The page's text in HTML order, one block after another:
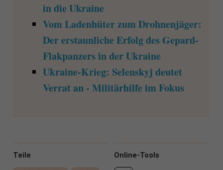
in die Ukraine
Vom Ladenhüter zum Drohnenjäger:
Der erstaunliche Erfolg des Gepard-
Flakpanzers in der Ukraine
Ukraine-Krieg: Selenskyj deutet
Verrat an - Militärhilfe im Fokus
Online-Tools
Teile